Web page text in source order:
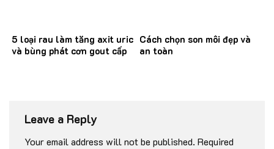
5 loại rau làm tăng axit uric
và bùng phát cơn gout cấp
Cách chọn son môi đẹp và
an toàn
Leave a Reply
Your email address will not be published. Required